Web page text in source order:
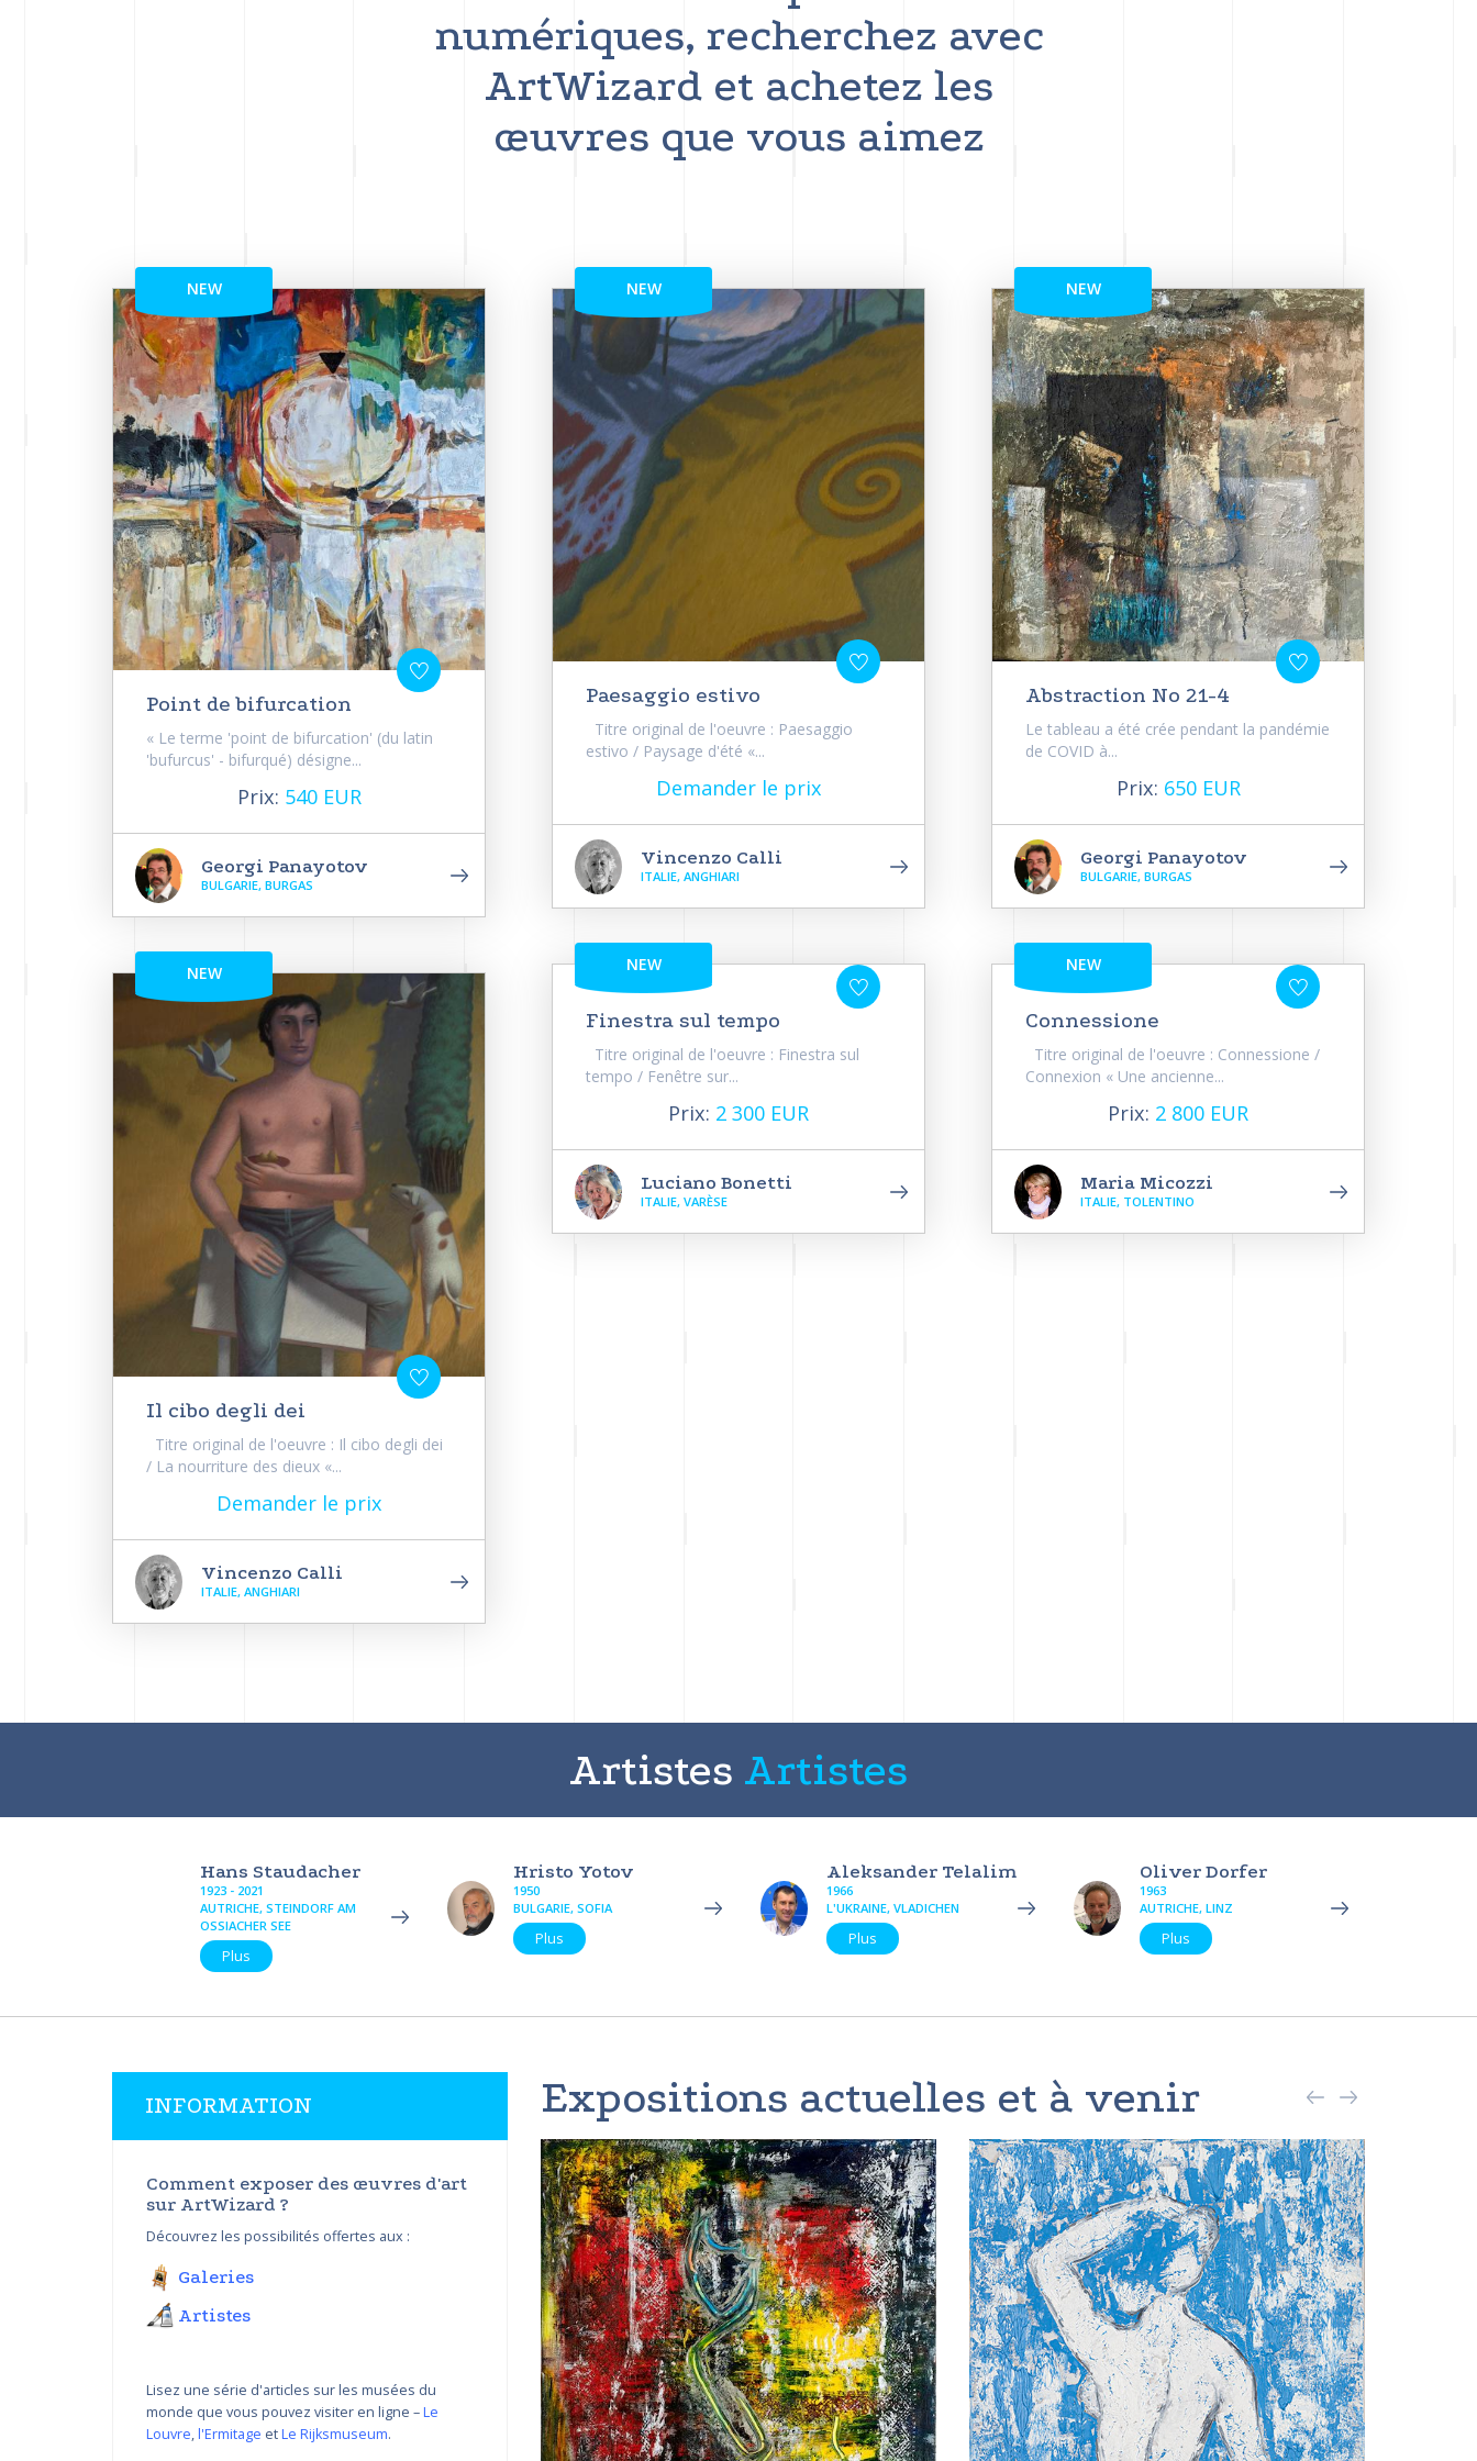
numériques, recherchez avec
ArtWizard et achetez les
œuvres que vous aimez
NEW
Point de bifurcation
« Le terme 'point de bifurcation' (du latin
'bufurcus' - bifurqué) désigne...
Prix: 540 EUR
Georgi Panayotov
BULGARIE, BURGAS
NEW
Il cibo degli dei
Titre original de l'oeuvre : Il cibo degli dei
/ La nourriture des dieux «...
Demander le prix
Vincenzo Calli
ITALIE, ANGHIARI
NEW
Paesaggio estivo
Titre original de l'oeuvre : Paesaggio
estivo / Paysage d'été «...
Demander le prix
Vincenzo Calli
ITALIE, ANGHIARI
NEW
Finestra sul tempo
Titre original de l'oeuvre : Finestra sul
tempo / Fenêtre sur...
Prix: 2 300 EUR
Luciano Bonetti
ITALIE, VARÈSE
NEW
Abstraction No 21-4
Le tableau a été crée pendant la pandémie
de COVID à...
Prix: 650 EUR
Georgi Panayotov
BULGARIE, BURGAS
NEW
Artistes Artistes
Hans Staudacher
1923 - 2021
AUTRICHE, STEINDORF AM
OSSIACHER SEE
Plus
Hristo Yotov
1950
BULGARIE, SOFIA
Plus
Aleksander Telalim
1966
L'UKRAINE, VLADICHEN
Plus
Oliver Dorfer
1963
AUTRICHE, LINZ
Plus
INFORMATION
Comment exposer des œuvres d'art
sur ArtWizard ?
Découvrez les possibilités offertes aux :
Galeries
Artistes
Lisez une série d'articles sur les musées du
monde que vous pouvez visiter en ligne –Le
Louvre,l'Ermitage etLe Rijksmuseum.
Expositions actuelles et à venir